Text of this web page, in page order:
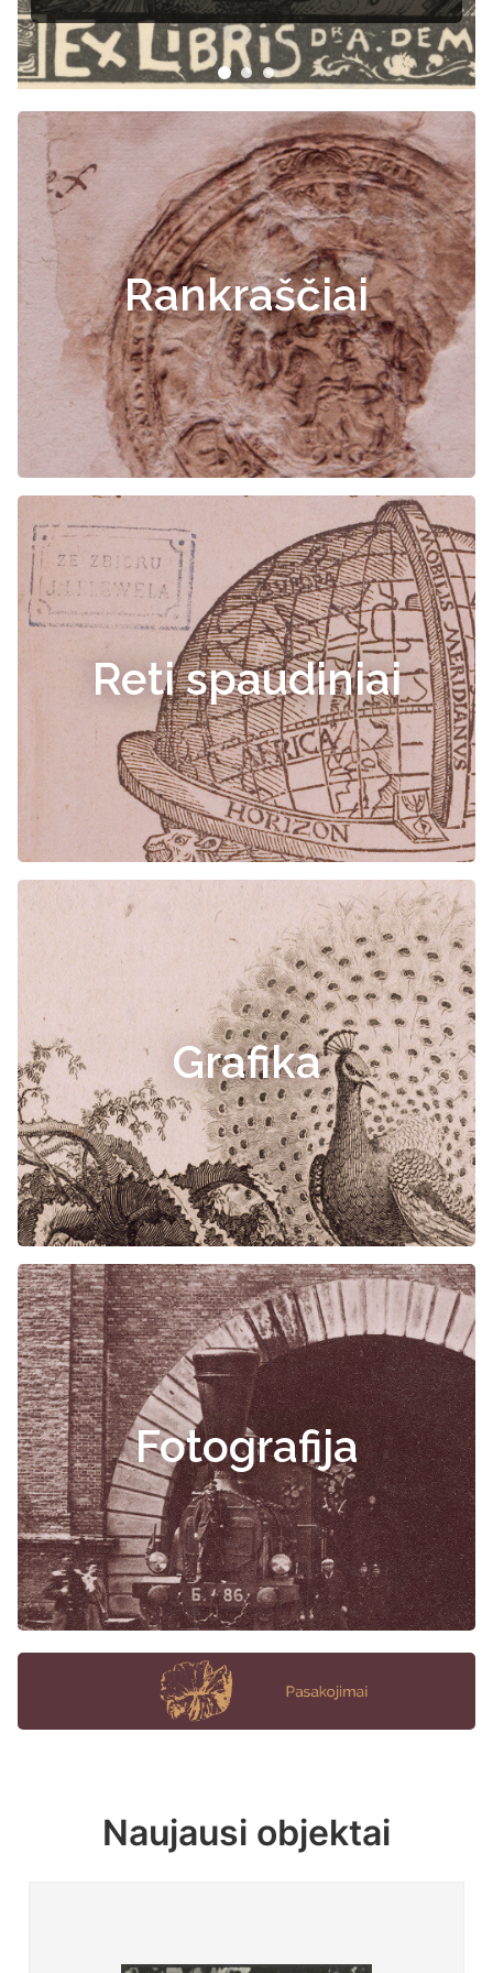
Rankraščiai
Reti spaudiniai
Grafika
Fotografija
Naujausi objektai